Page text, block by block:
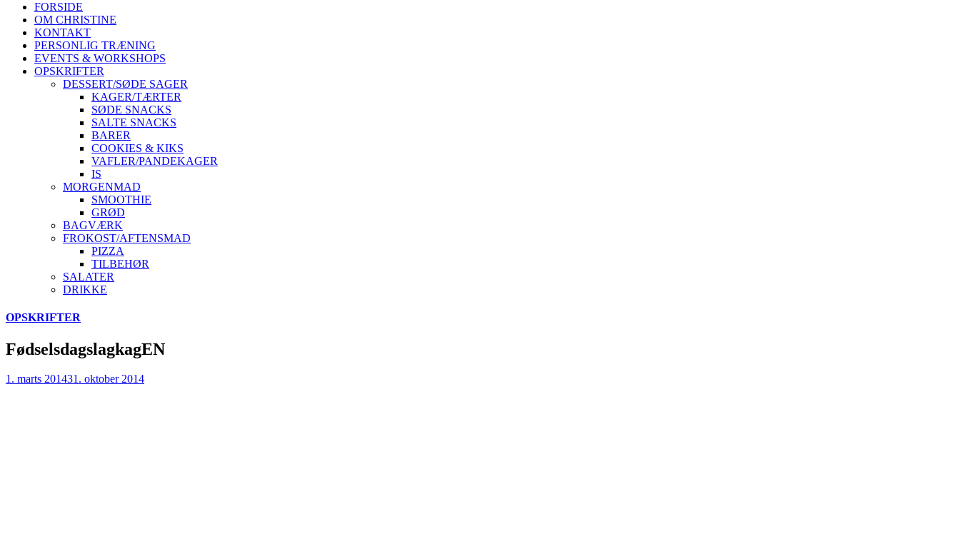
FORSIDE
OM CHRISTINE
KONTAKT
PERSONLIG TRÆNING
EVENTS & WORKSHOPS
OPSKRIFTER
DESSERT/SØDE SAGER
KAGER/TÆRTER
SØDE SNACKS
SALTE SNACKS
BARER
COOKIES & KIKS
VAFLER/PANDEKAGER
IS
MORGENMAD
SMOOTHIE
GRØD
BAGVÆRK
FROKOST/AFTENSMAD
PIZZA
TILBEHØR
SALATER
DRIKKE
Skip
content
OPSKRIFTER
FødselsdagslagkagEN
1. marts 201431. oktober 2014